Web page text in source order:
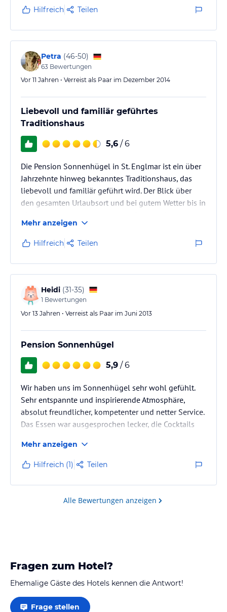
Hilfreich Teilen
Petra (46-50)
63 Bewertungen
Vor 11 Jahren • Verreist als Paar im Dezember 2014
Liebevoll und familiär geführtes
Traditionshaus
5,6 / 6
Die Pension Sonnenhügel in St. Englmar ist ein über
Jahrzehnte hinweg bekanntes Traditionshaus, das
liebevoll und familiär geführt wird. Der Blick über
den gesamten Urlaubsort und bei gutem Wetter bis in
ihn von der schönen Terrasse aus genießen. Für
Familien mit Kindern finden sich ganz in der Nähe
ausreichend Skilifte, wo "Zwergerl-Kurse" angeboten
werden - ideal für die Kleinsten und für Anfänger.
Zwar ist das Haus insgesamt in die Jahre gekommen.
Gerade das…
Mehr anzeigen
Hilfreich Teilen
Heidi (31-35)
1 Bewertungen
Vor 13 Jahren • Verreist als Paar im Juni 2013
Pension Sonnenhügel
5,9 / 6
Wir haben uns im Sonnenhügel sehr wohl gefühlt.
Sehr entspannte und inspirierende Atmosphäre,
absolut freundlicher, kompetenter und netter Service.
Das Essen war ausgesprochen lecker, die Cocktails
idyllischen Terasse war ein Traum. WHAT A BEAUTIFUL
PLACE TO BE!
Mehr anzeigen
Hilfreich (1) Teilen
Alle Bewertungen anzeigen
Fragen zum Hotel?
Ehemalige Gäste des Hotels kennen die Antwort!
Frage stellen